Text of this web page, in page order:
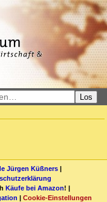
Los
Jürgen Küßners |
Käufe bei Amazon! |
| Cookie-Einstellungen